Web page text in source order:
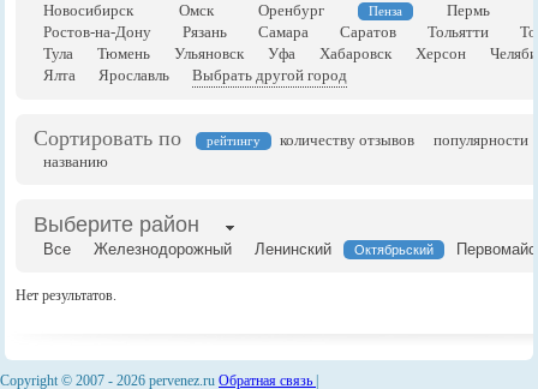
Новосибирск
Омск Оренбург Пенза Пермь
Ростов-на-Дону
Рязань Самара Саратов Тольятти
Тула
Тюмень Ульяновск Уфа Хабаровск Херсон
Ялта
Ярославль Выбрать другой город
Сортировать по рейтингу количеству отзывов
популярности
названию
Выберите район
Все Железнодорожный Ленинский Октябрьский
Нет результатов.
Copyright © 2007 - 2026 pervenez.ru Обратная связь